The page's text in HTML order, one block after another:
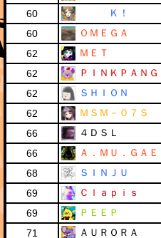
60
Ｋ！
60
ＯＭＥＧＡ
62
ＭＥＴ
62
ＰＩＮＫＰＡＮＧ
62
ＳＨＩＯＮ
62
ＭＳＭ－０７Ｓ
66
４ＤＳＬ
66
Ａ．ＭＵ．ＧＡＥ
68
ＳＩＮＪＵ
69
Ｃｌａｐｉｓ
69
ＰＥＥＰ
71
ＡＵＲＯＲＡ